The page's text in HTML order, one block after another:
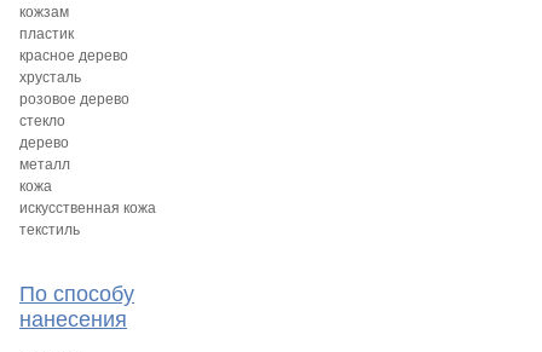
кожзам
пластик
красное дерево
хрусталь
розовое дерево
стекло
дерево
металл
кожа
искусственная кожа
текстиль
По способу
нанесения